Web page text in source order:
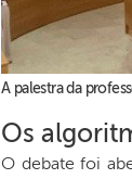
A palestra da
Os
O debate foi